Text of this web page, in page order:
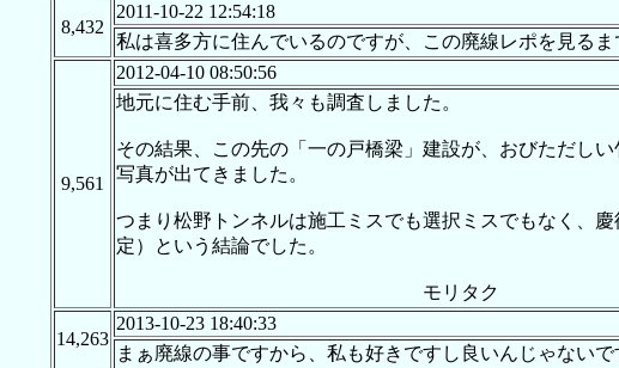
8,432
2011-10-22 12:54:18
私は喜多方に住んでいるのですが、この廃線レポを見る
9,561
2012-04-10 08:50:56
地元に住む手前、我々も調査しました。
その結果、この先の「一の戸橋梁」建設が、おびただし
写真が出てきました。
つまり松野トンネルは施工ミスでも選択ミスでもなく、
定）という結論でした。
モリタク
14,263
2013-10-23 18:40:33
まぁ廃線の事ですから、私も好きですし良いんじゃないで